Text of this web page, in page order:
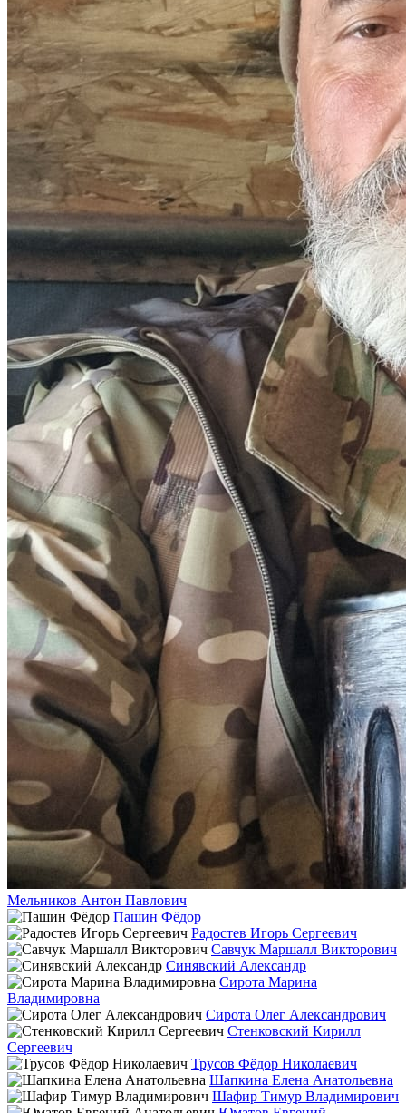
Мельников Антон Павлович
Пашин Фёдор
Радостев Игорь Сергеевич
Савчук Маршалл Викторович
Синявский Александр
Сирота Марина
Владимировна
Сирота Олег Александрович
Стенковский Кирилл
Сергеевич
Трусов Фёдор Николаевич
Шапкина Елена Анатольевна
Шафир Тимур Владимирович